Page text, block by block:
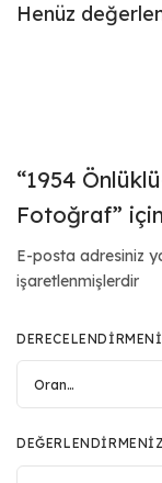
Henüz
“1954
Fotoğraf”
E-posta adresiniz
işaretlenmişlerdir